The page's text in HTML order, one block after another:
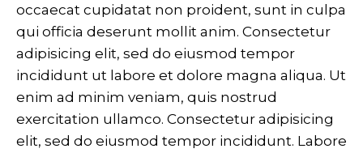
occaecat cupidatat non proident, sunt in culpa
qui officia deserunt mollit anim. Consectetur
adipisicing elit, sed do eiusmod tempor
incididunt ut labore et dolore magna aliqua. Ut
enim ad minim veniam, quis nostrud
exercitation ullamco. Consectetur adipisicing
elit, sed do eiusmod tempor incididunt. Labore